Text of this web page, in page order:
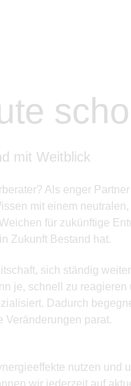
mit Weitblick
Als enger
mit einem
für zukünftige
Zukunft Bestand hat.
sich ständig
je, schnell zu
Dadurch
Veränderungen parat.
nutzen und
wir jederzeit auf